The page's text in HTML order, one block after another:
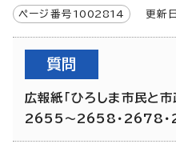
ページ番号 1002814 更新
質問
広報紙「ひろしま市民と
2655～2658・2678・